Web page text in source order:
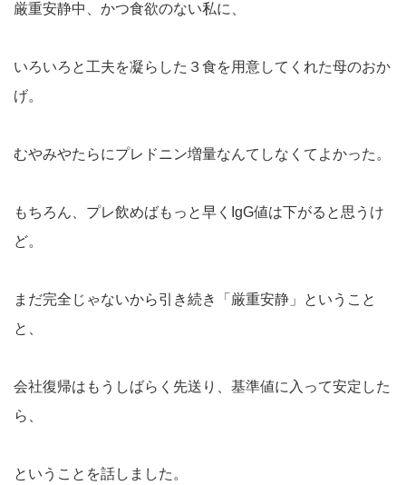
厳重安静中、かつ食欲のない私に、
いろいろと工夫を凝らした３食を用意してくれた母のおか
げ。
むやみやたらにプレドニン増量なんてしなくてよかった。
もちろん、プレ飲めばもっと早くIgG値は下がると思うけ
ど。
まだ完全じゃないから引き続き「厳重安静」ということ
と、
会社復帰はもうしばらく先送り、基準値に入って安定した
ら、
ということを話しました。